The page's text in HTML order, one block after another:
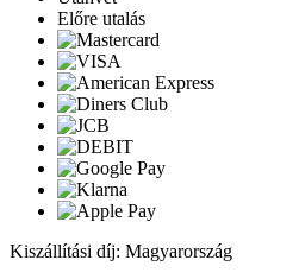
Előre utalás
Kiszállítási díj: Magyarország